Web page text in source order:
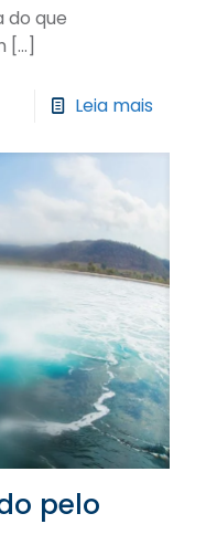
do que
[…]
Leia mais
pelo